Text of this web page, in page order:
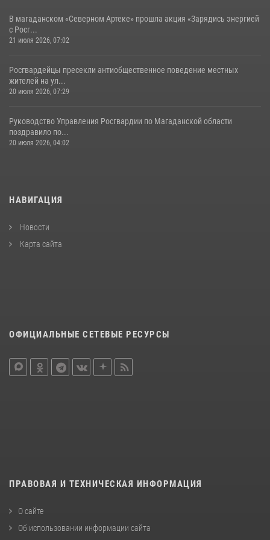
В магаданском «Северном Артеке» прошла акция «Зарядись энергией
с Росг...
21 июля 2026, 07:02
Росгвардейцы пресекли антиобщественное поведение местных
жителей на ул...
20 июля 2026, 07:29
Руководство Управления Росгвардии по Магаданской области
поздравило по...
20 июля 2026, 04:02
НАВИГАЦИЯ
Новости
Карта сайта
ОФИЦИАЛЬНЫЕ СЕТЕВЫЕ РЕСУРСЫ
ПРАВОВАЯ И ТЕХНИЧЕСКАЯ ИНФОРМАЦИЯ
О сайте
Об использовании информации сайта